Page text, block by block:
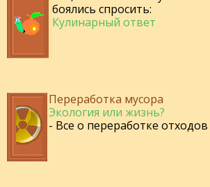
боялись спросить:
Кулинарный ответ
Переработка мусора
Экология или жизнь?
- Все о переработке